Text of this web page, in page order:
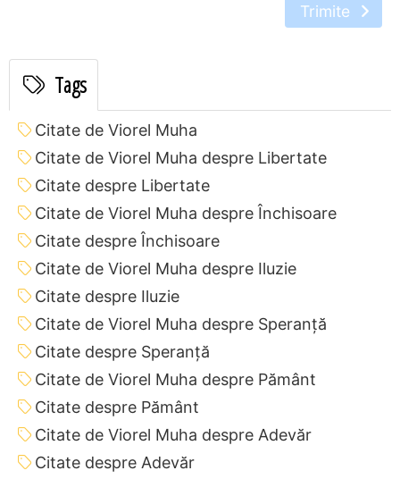
Trimite
Tags
Citate de Viorel Muha
Citate de Viorel Muha despre Libertate
Citate despre Libertate
Citate de Viorel Muha despre Închisoare
Citate despre Închisoare
Citate de Viorel Muha despre Iluzie
Citate despre Iluzie
Citate de Viorel Muha despre Speranță
Citate despre Speranță
Citate de Viorel Muha despre Pământ
Citate despre Pământ
Citate de Viorel Muha despre Adevăr
Citate despre Adevăr